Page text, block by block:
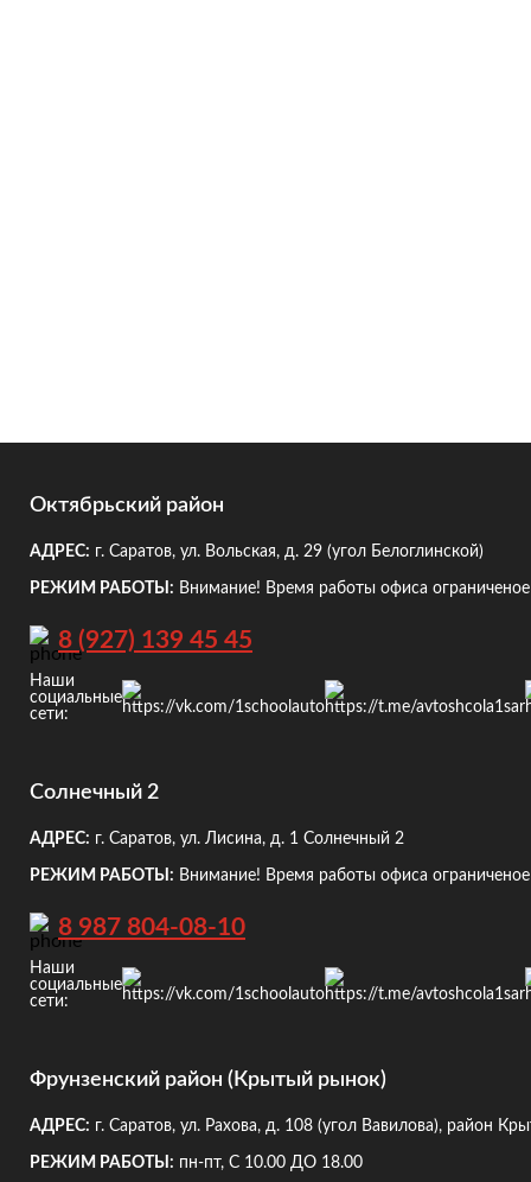
Октябрьский район
АДРЕС: г. Саратов, ул. Вольская, д. 29 (угол Белоглинской)
РЕЖИМ РАБОТЫ: Внимание! Время работы офиса
8 (927) 139 45 45
Наши
социальные
сети:
Солнечный 2
АДРЕС: г. Саратов, ул. Лисина, д. 1 Солнечный 2
РЕЖИМ РАБОТЫ: Внимание! Время работы офиса
8 987 804-08-10
Наши
социальные
сети:
Фрунзенский район (Крытый рынок)
АДРЕС: г. Саратов, ул. Рахова, д. 108 (угол Вавилова), район
РЕЖИМ РАБОТЫ: пн-пт, С 10.00 ДО 18.00